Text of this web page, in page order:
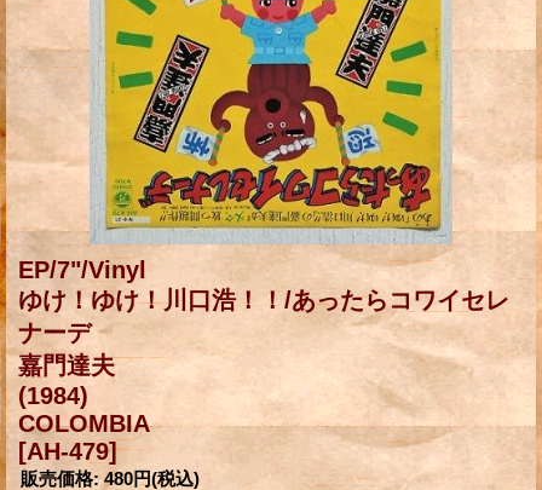
EP/7"/Vinyl
ゆけ！ゆけ！川口浩！！/あったらコワイセレ
ナーデ
嘉門達夫
(1984)
COLOMBIA
[AH-479]
販売価格: 480円(税込)